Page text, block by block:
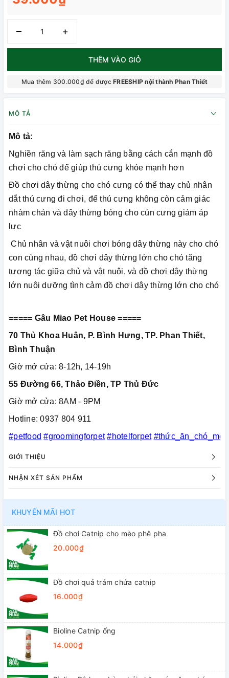
– +
THÊM VÀO GIỎ
Mua thêm 300.000₫ để đượcFREESHIP nội thành Phan Thiết
MÔ TẢ
Mô tả:
Nghiền răng và làm sạch răng bằng cách cắn mạnh đồ
chơi cho chó để giúp thú cưng khỏe mạnh hơn
Đồ chơi dây thừng cho chó cưng có thể thay chủ nhân
dắt thú cưng đi chơi, để thú cưng không còn cảm giác
nhàm chán và dây thừng bóng cho cún cưng giảm áp
lực
Chủ nhân và vật nuôi chơi bóng dây thừng này cho chó
con cùng nhau, đồ chơi dây thừng lớn cho chó tăng
tương tác giữa chủ và vật nuôi, và đồ chơi dây thừng
lớn nuôi dưỡng tình cảm đồ chơi dây thừng lớn cho chó
===== Gâu Miao Pet House =====
70 Thủ Khoa Huân, P. Bình Hưng, TP. Phan Thiết,
Bình Thuận
Giờ mở cửa: 8-12h, 14-19h
55 Đường 66, Thảo Điền, TP Thủ Đức
Giờ mở cửa: 8AM - 9PM
Hotline: 0937 804 911
#petfood #groomingforpet #hotelforpet #thức_ăn_chó_mèo
GIỚI THIỆU
NHẬN XÉT SẢN PHẨM
KHUYẾN MÃI HOT
Đồ chơi Catnip cho mèo phê pha
20.000₫
Đồ chơi quả trám chứa catnip
16.000₫
Bioline Catnip ống
14.000₫